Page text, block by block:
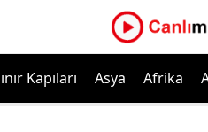
Kapıları Asya Afrika